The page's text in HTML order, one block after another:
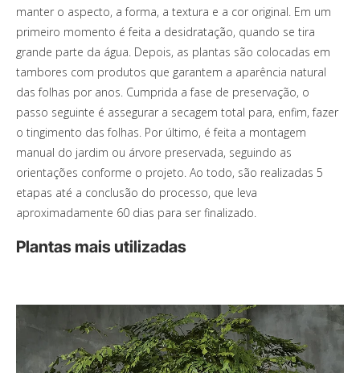
manter o aspecto, a forma, a textura e a cor original. Em um
primeiro momento é feita a desidratação, quando se tira
grande parte da água. Depois, as plantas são colocadas em
tambores com produtos que garantem a aparência natural
das folhas por anos. Cumprida a fase de preservação, o
passo seguinte é assegurar a secagem total para, enfim, fazer
o tingimento das folhas. Por último, é feita a montagem
manual do jardim ou árvore preservada, seguindo as
orientações conforme o projeto. Ao todo, são realizadas 5
etapas até a conclusão do processo, que leva
aproximadamente 60 dias para ser finalizado.
Plantas mais utilizadas